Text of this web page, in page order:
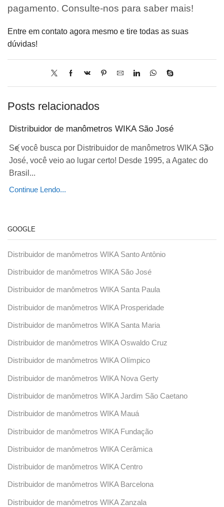
pagamento. Consulte-nos para saber mais!
Entre em contato agora mesmo e tire todas as suas
dúvidas!
Posts relacionados
Distribuidor de manômetros WIKA São José
Se você busca por Distribuidor de manômetros WIKA São
José, você veio ao lugar certo! Desde 1995, a Agatec do
Brasil...
Continue Lendo...
GOOGLE
Distribuidor de manômetros WIKA Santo Antônio
Distribuidor de manômetros WIKA São José
Distribuidor de manômetros WIKA Santa Paula
Distribuidor de manômetros WIKA Prosperidade
Distribuidor de manômetros WIKA Santa Maria
Distribuidor de manômetros WIKA Oswaldo Cruz
Distribuidor de manômetros WIKA Olímpico
Distribuidor de manômetros WIKA Nova Gerty
Distribuidor de manômetros WIKA Jardim São Caetano
Distribuidor de manômetros WIKA Mauá
Distribuidor de manômetros WIKA Fundação
Distribuidor de manômetros WIKA Cerâmica
Distribuidor de manômetros WIKA Centro
Distribuidor de manômetros WIKA Barcelona
Distribuidor de manômetros WIKA Zanzala